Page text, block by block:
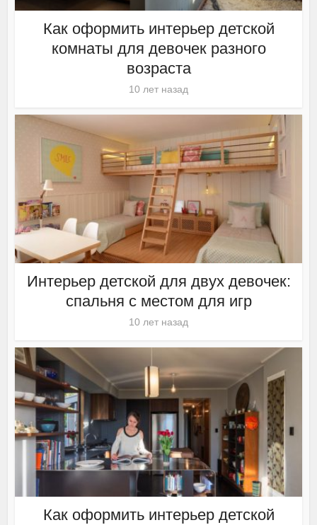
Как оформить интерьер детской
комнаты для девочек разного
возраста
10 лет назад
Интерьер детской для двух девочек:
спальня с местом для игр
10 лет назад
Как оформить интерьер детской